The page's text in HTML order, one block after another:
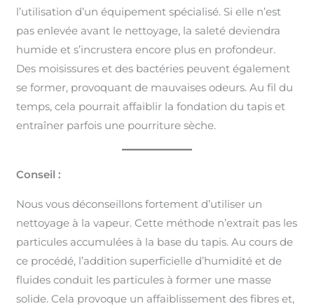
l’utilisation d’un équipement spécialisé. Si elle n’est
pas enlevée avant le nettoyage, la saleté deviendra
humide et s’incrustera encore plus en profondeur.
Des moisissures et des bactéries peuvent également
se former, provoquant de mauvaises odeurs. Au fil du
temps, cela pourrait affaiblir la fondation du tapis et
entraîner parfois une pourriture sèche.
Conseil :
Nous vous déconseillons fortement d’utiliser un
nettoyage à la vapeur. Cette méthode n’extrait pas les
particules accumulées à la base du tapis. Au cours de
ce procédé, l’addition superficielle d’humidité et de
fluides conduit les particules à former une masse
solide. Cela provoque un affaiblissement des fibres et,